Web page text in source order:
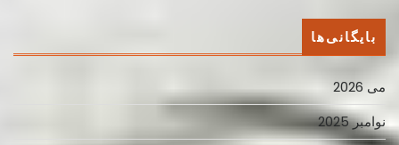
بایگانی‌ها
می 2026
نوامبر 2025